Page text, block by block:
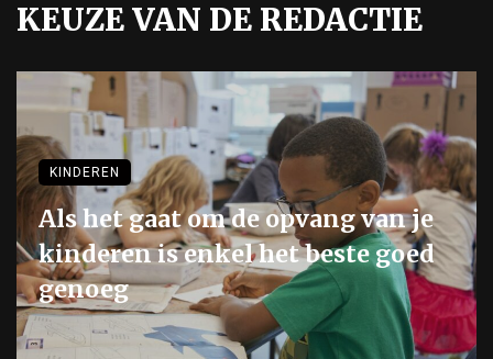
KEUZE VAN DE REDACTIE
KINDEREN
Als het gaat om de opvang van je
kinderen is enkel het beste goed
genoeg